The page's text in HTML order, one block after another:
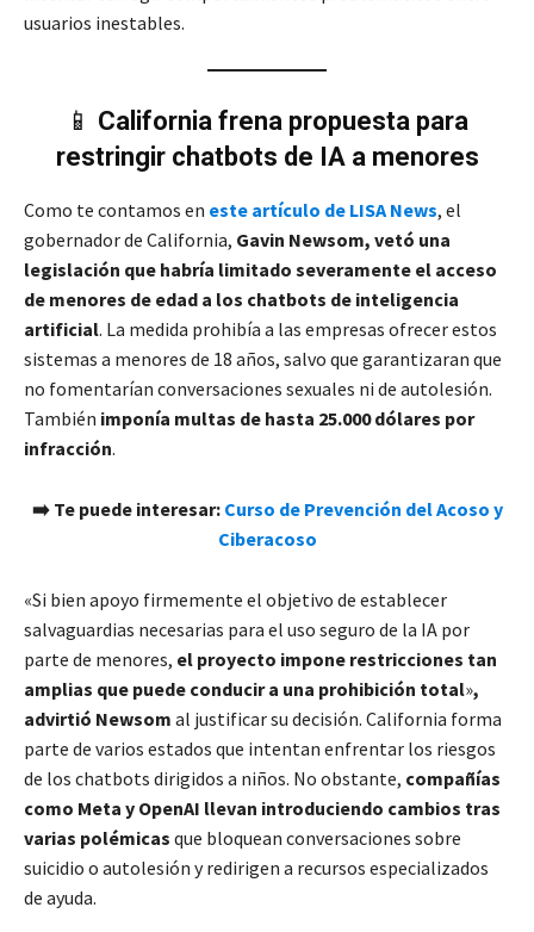
usuarios inestables.
📱 California frena propuesta para
restringir chatbots de IA a menores
Como te contamos en este artículo de LISA News, el
gobernador de California, Gavin Newsom, vetó una
legislación que habría limitado severamente el acceso
de menores de edad a los chatbots de inteligencia
artificial. La medida prohibía a las empresas ofrecer estos
sistemas a menores de 18 años, salvo que garantizaran que
no fomentarían conversaciones sexuales ni de autolesión.
También imponía multas de hasta 25.000 dólares por
infracción.
➡️ Te puede interesar: Curso de Prevención del Acoso y
Ciberacoso
«Si bien apoyo firmemente el objetivo de establecer
salvaguardias necesarias para el uso seguro de la IA por
parte de menores, el proyecto impone restricciones tan
amplias que puede conducir a una prohibición total»,
advirtió Newsom al justificar su decisión. California forma
parte de varios estados que intentan enfrentar los riesgos
de los chatbots dirigidos a niños. No obstante, compañías
como Meta y OpenAI llevan introduciendo cambios tras
varias polémicas que bloquean conversaciones sobre
suicidio o autolesión y redirigen a recursos especializados
de ayuda.